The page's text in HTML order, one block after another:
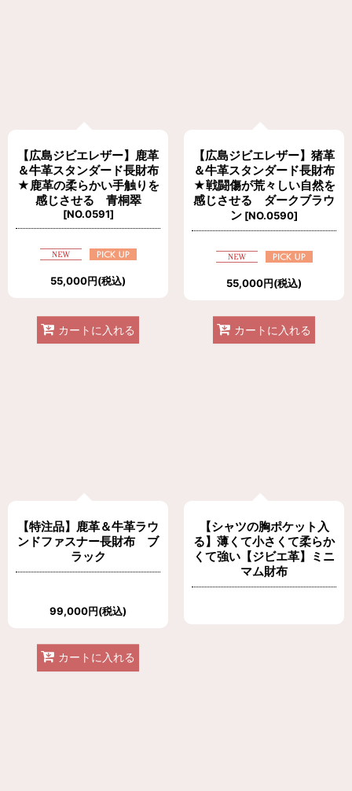
【広島ジビエレザー】鹿革
＆牛革スタンダード長財布
★鹿革の柔らかい手触りを
感じさせる 青桐翠
[NO.0591]
55,000円(税込)
カートに入れる
【広島ジビエレザー】猪革
＆牛革スタンダード長財布
★戦闘傷が荒々しい自然を
感じさせる ダークブラウ
ン [NO.0590]
55,000円(税込)
カートに入れる
【特注品】鹿革＆牛革ラウ
ンドファスナー長財布 ブ
ラック
99,000円(税込)
カートに入れる
【シャツの胸ポケット入
る】薄くて小さくて柔らか
くて強い【ジビエ革】ミニ
マム財布